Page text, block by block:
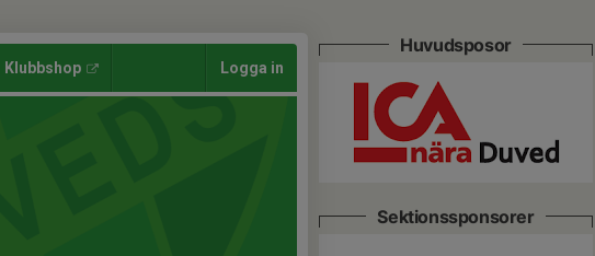
Klubbshop Logga in
Huvudsposor
Sektionssponsorer